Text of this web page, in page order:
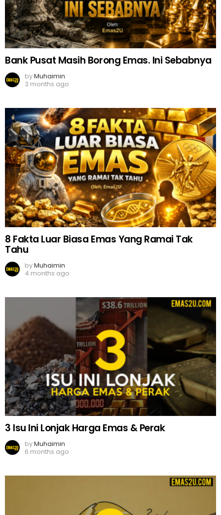
Bank Pusat Masih Borong Emas. Ini Sebabnya
byMuhaimin
3 months ago
8 Fakta Luar Biasa Emas Yang Ramai Tak
Tahu
byMuhaimin
4 months ago
3 Isu Ini Lonjak Harga Emas & Perak
byMuhaimin
6 months ago